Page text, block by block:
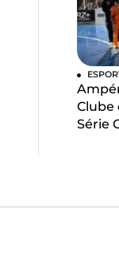
Clube
Série